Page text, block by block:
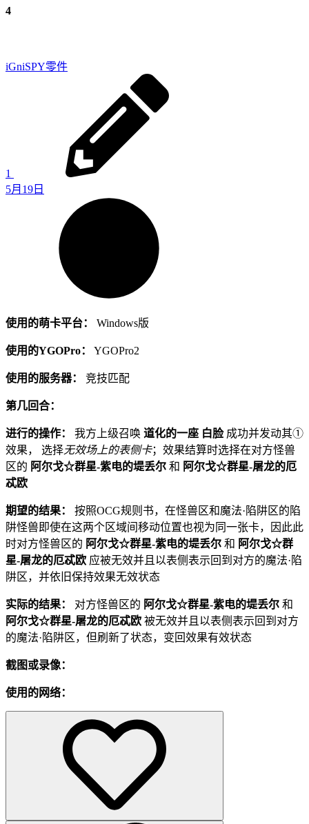
4
iGniSPY零件
1
5月19日
使用的萌卡平台： Windows版
使用的YGOPro： YGOPro2
使用的服务器： 竞技匹配
第几回合：
进行的操作： 我方上级召唤 道化的一座 白脸成功并发动其①
效果， 选择无效场上的表侧卡；效果结算时选择在对方怪兽
区的 阿尔戈☆群星-紫电的堤丢尔 和 阿尔戈☆群星-屠龙的厄
忒欧
期望的结果：
按照OCG规则书，在怪兽区和魔法·陷阱区的陷
阱怪兽即使在这两个区域间移动位置也视为同一张卡，因此此
时对方怪兽区的 阿尔戈☆群星-紫电的堤丢尔 和 阿尔戈☆群
星-屠龙的厄忒欧 应被无效并且以表侧表示回到对方的魔法·陷
阱区，并依旧保持效果无效状态
实际的结果： 对方怪兽区的 阿尔戈☆群星-紫电的堤丢尔 和
阿尔戈☆群星-屠龙的厄忒欧 被无效并且以表侧表示回到对方
的魔法·陷阱区，但刷新了状态，变回效果有效状态
截图或录像：
使用的网络：